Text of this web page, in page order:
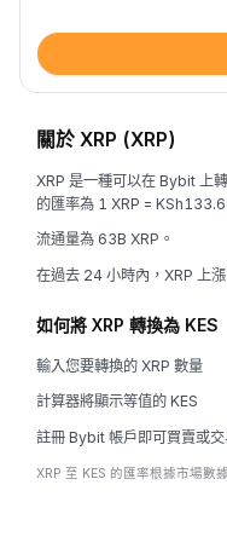
關於 XRP (XRP)
XRP 是一種可以在 Bybit 上
的匯率為 1 XRP =
流通量為 63B XRP。
在過去 24 小時內，XRP 上
如何將 XRP 轉換為 KES
輸入您要轉換的 XRP 數量
計算器將顯示等值的 KES
註冊 Bybit 帳戶即可買賣或交
XRP 至 KES 的匯率根據市場數